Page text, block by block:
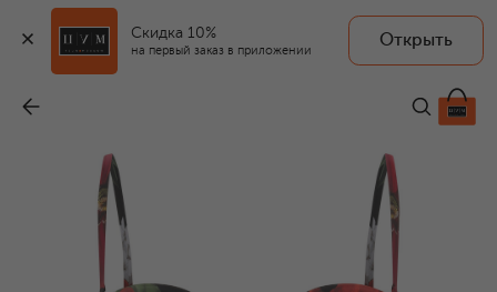
Скидка 10%
на первый заказ в приложении
Открыть
99 650 ₽